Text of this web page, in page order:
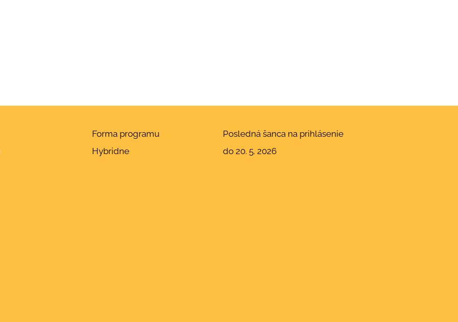
Forma programu
Hybridne
Posledná šanca na prihlásenie
do 20. 5. 2026